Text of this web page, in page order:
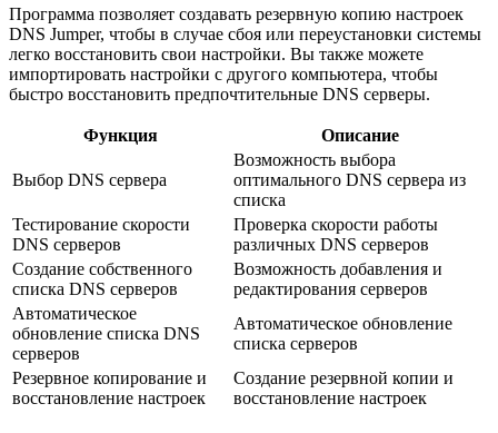
Программа позволяет создавать резервную копию настроек
DNS Jumper, чтобы в случае сбоя или переустановки системы
легко восстановить свои настройки. Вы также можете
импортировать настройки с другого компьютера, чтобы
быстро восстановить предпочтительные DNS серверы.
Функция Описание
Выбор DNS сервера
Возможность выбора
оптимального DNS сервера из
списка
Тестирование скорости
DNS серверов
Проверка скорости работы
различных DNS серверов
Создание собственного
списка DNS серверов
Возможность добавления и
редактирования серверов
Автоматическое
обновление списка DNS
серверов
Автоматическое обновление
списка серверов
Резервное копирование и
восстановление настроек
Создание резервной копии и
восстановление настроек